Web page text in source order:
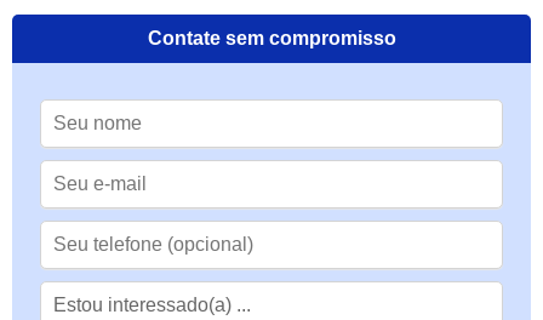
Contate sem compromisso